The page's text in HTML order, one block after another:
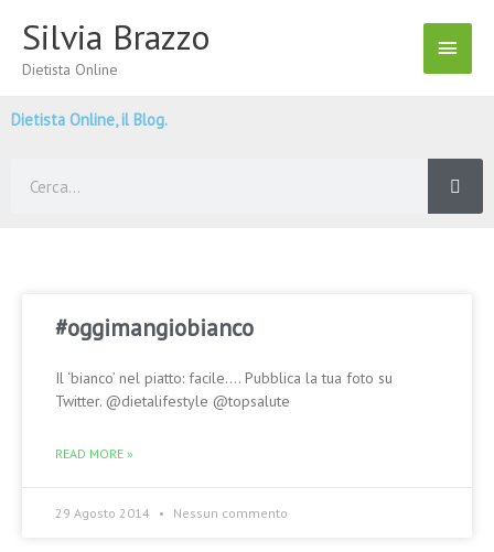
contenuto
Silvia Brazzo
Dietista Online
Menu
Dietista Online, il Blog.
#oggimangiobianco
Il ‘bianco’ nel piatto: facile…. Pubblica la tua foto su
Twitter. @dietalifestyle @topsalute
READ MORE »
29 Agosto 2014 Nessun commento